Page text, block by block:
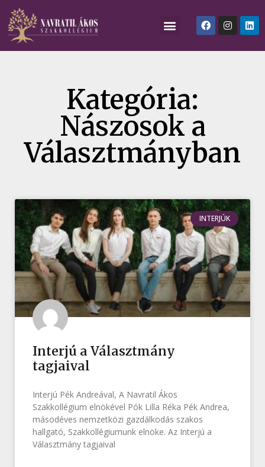
Kategória:
Nászosok a
Választmányban
INTERJÚK
Interjú a Választmány
tagjaival
Interjú Pék Andreával, A Navratil Ákos
Szakkollégium elnökével Pók Lilla Réka Pék Andrea,
másodéves nemzetközi gazdálkodás szakos
hallgató, Szakkollégiumunk elnöke. Az Interjú a
Választmány tagjaival